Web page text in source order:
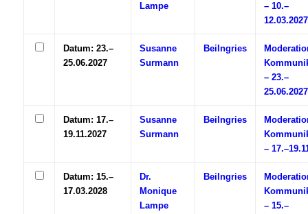
Lampe
– 10.–
12.03.2027
Datum: 23.–
25.06.2027
Susanne
Surmann
Beilngries
– 23.–
25.06.2027
Datum: 17.–
19.11.2027
Susanne
Surmann
Beilngries
–
Datum: 15.–
17.03.2028
Dr.
Monique
Lampe
Beilngries
– 15.–